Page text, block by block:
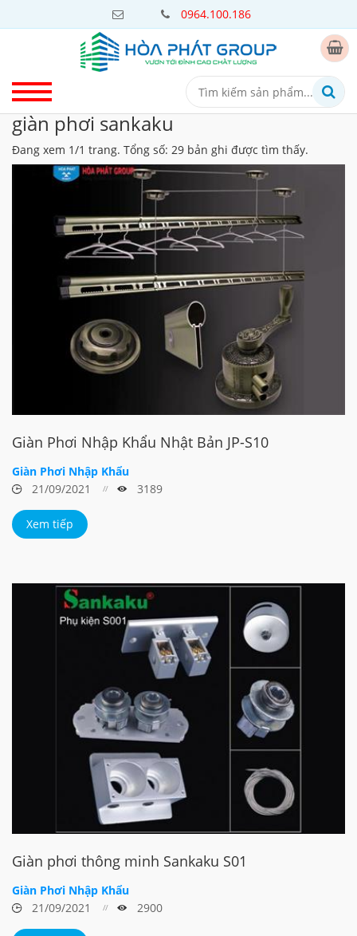
0964.100.186
giàn phơi sankaku
Đang xem 1/1 trang. Tổng số: 29 bản ghi được tìm thấy.
Giàn Phơi Nhập Khẩu Nhật Bản JP-S10
Giàn Phơi Nhập Khẩu
21/09/2021
3189
Xem tiếp
Giàn phơi thông minh Sankaku S01
Giàn Phơi Nhập Khẩu
21/09/2021
2900